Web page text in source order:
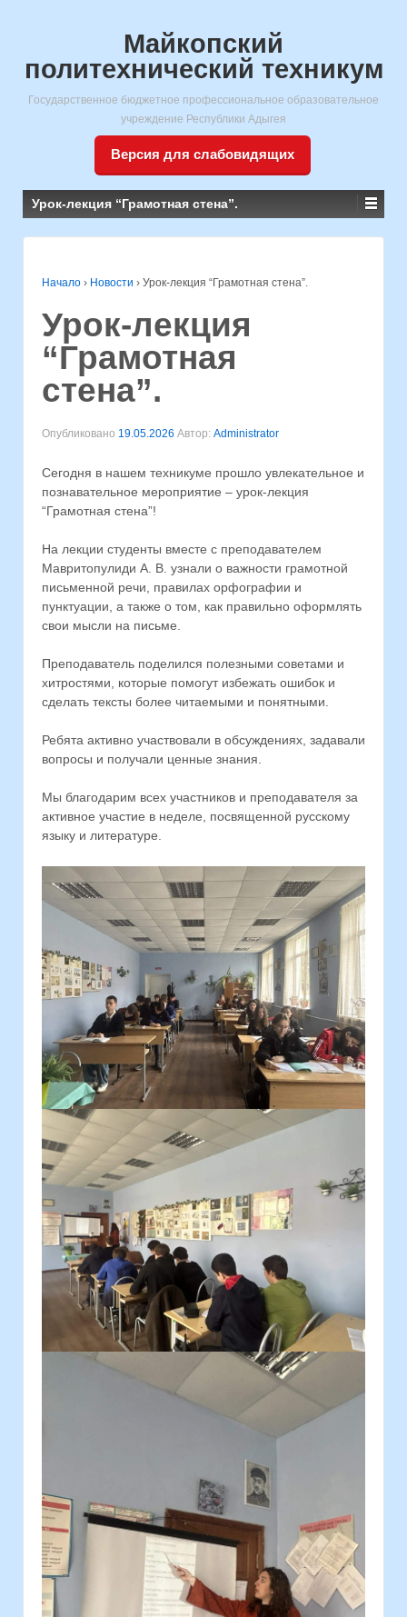
Майкопский
политехнический техникум
Государственное бюджетное профессиональное образовательное
учреждение Республики Адыгея
Версия для слабовидящих
Урок-лекция “Грамотная стена”.
Начало › Новости › Урок-лекция “Грамотная стена”.
Урок-лекция
“Грамотная
стена”.
Опубликовано 19.05.2026 Автор: Administrator
Сегодня в нашем техникуме прошло увлекательное и
познавательное мероприятие – урок-лекция
“Грамотная стена”!
На лекции студенты вместе с преподавателем
Мавритопулиди А. В. узнали о важности грамотной
письменной речи, правилах орфографии и
пунктуации, а также о том, как правильно оформлять
свои мысли на письме.
Преподаватель поделился полезными советами и
хитростями, которые помогут избежать ошибок и
сделать тексты более читаемыми и понятными.
Ребята активно участвовали в обсуждениях, задавали
вопросы и получали ценные знания.
Мы благодарим всех участников и преподавателя за
активное участие в неделе, посвященной русскому
языку и литературе.